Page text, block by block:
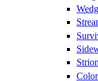
Strion